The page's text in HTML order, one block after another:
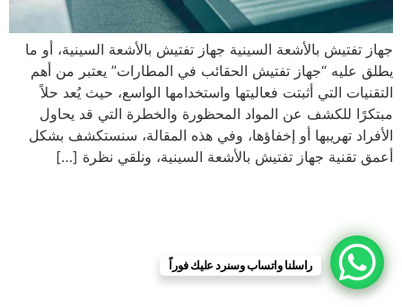
جهاز تفتيش بالأشعة السينية جهاز تفتيش بالأشعة السينية، أو ما
يطلق عليه “جهاز تفتيش الحقائب في المطارات” يعتبر من أهم
التقنيات التي أثبتت فعاليتها واستخدامها الواسع، حيث يُعد حلاً
مبتكرًا للكشف عن المواد المحظورة والخطرة التي قد يحاول
الأفراد تهريبها أو إخفاؤها، وفي هذه المقالة، سنستكشف بشكل
أعمق تقنية جهاز تفتيش بالأشعة السينية، ونلقي نظرة […]
راسلنا واتساب وسنرد عليك فوراً